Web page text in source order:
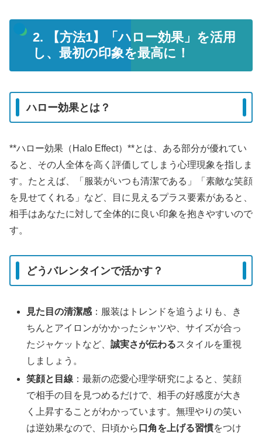
2. 【方法1】「ハロー効果」を活用
し、最初の印象を最高に！
ハロー効果とは？
**ハロー効果（Halo Effect）**とは、ある部分が優れてい
ると、その人全体を高く評価してしまう心理現象を指しま
す。たとえば、「服装がいつも清潔である」「素敵な笑顔
を見せてくれる」など、目に見えるプラス要素があると、
相手はあなたに対して全体的に良い印象を抱きやすいので
す。
どうバレンタインで活かす？
見た目の清潔感 ：服装はトレンドを追うよりも、き
ちんとアイロンがかかったシャツや、サイズが合っ
たジャケットなど、誠実さが伝わるスタイルを重視
しましょう。
笑顔と目線 ：最新の恋愛心理学研究によると、笑顔
で相手の目を見つめるだけで、相手の好感度が大き
く上昇することがわかっています。無理やりの笑い
は逆効果なので、日頃から 口角を上げる習慣をつけ